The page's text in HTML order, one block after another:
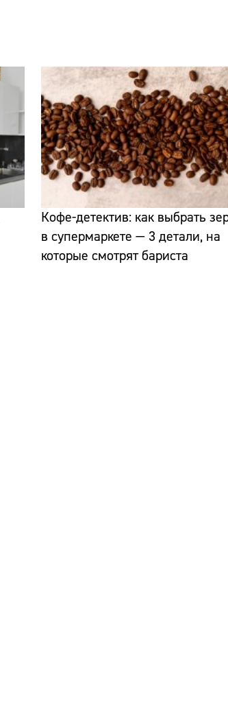
Кофе-детектив: как выбрать
в супермаркете — 3 детали, на
которые смотрят бариста